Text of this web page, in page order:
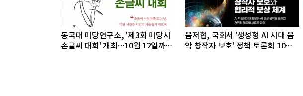
동국대 미당연구소, '제3회 미당시
손글씨 대회' 개최…10월 12일까지
음저협, 국회서 '생성형 AI 시대 음
악 창작자 보호' 정책 토론회 10일